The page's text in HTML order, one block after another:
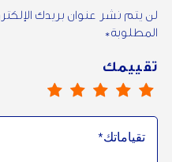
لن يتم نشر عنوان بريدك
المطلوبة*
تقييمك